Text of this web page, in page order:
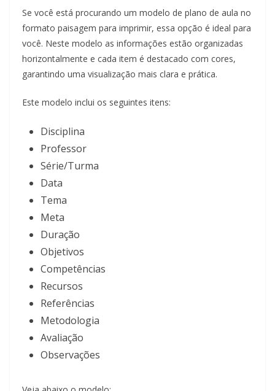
Se você está procurando um modelo de plano de aula no
formato paisagem para imprimir, essa opção é ideal para
você. Neste modelo as informações estão organizadas
horizontalmente e cada item é destacado com cores,
garantindo uma visualização mais clara e prática.
Este modelo inclui os seguintes itens:
Disciplina
Professor
Série/Turma
Data
Tema
Meta
Duração
Objetivos
Competências
Recursos
Referências
Metodologia
Avaliação
Observações